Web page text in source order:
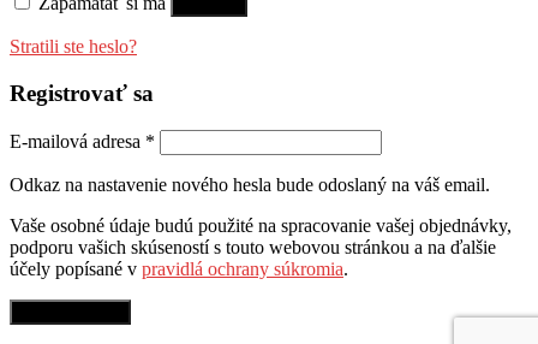
Stratili ste heslo?
Registrovať sa
E-mailová adresa *
Odkaz na nastavenie nového hesla bude odoslaný na váš email.
Vaše osobné údaje budú použité na spracovanie vašej objednávky,
podporu vašich skúseností s touto webovou stránkou a na ďalšie
účely popísané v pravidlá ochrany súkromia.